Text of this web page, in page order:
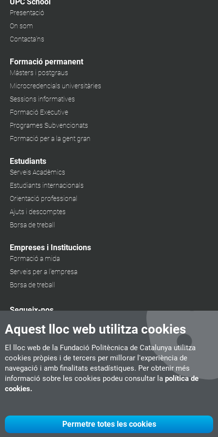
Aquest lloc web utilitza cookies
El lloc web de la Fundació Politècnica de Catalunya utilitza
cookies pròpies i de tercers per millorar l'experiència de
navegació i amb finalitats estadístiques. Per obtenir més
informació sobre les cookies podeu consultar la política de
cookies.
Permetre totes les cookies
Presentació
On som
Contacta'ns
Formació permanent
Màsters i postgraus
Microcredencials universitàries
Sessions informatives
Formació Executive
Programes Subvencionats
Formació per a la gent gran
Estudiants
Serveis Acadèmics
Estudiants internacionals
Orientació professional
Ajuts i descomptes
Borsa de treball
Empreses i Institucions
Formació a mida
Serveis per a l'empresa
Borsa de treball
Segueix-nos